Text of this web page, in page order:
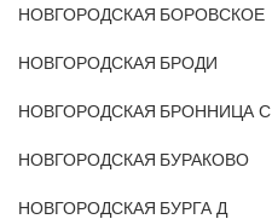
НОВГОРОДСКАЯ БОРОВСКОЕ
НОВГОРОДСКАЯ БРОДИ
НОВГОРОДСКАЯ БРОННИЦА С
НОВГОРОДСКАЯ БУРАКОВО
НОВГОРОДСКАЯ БУРГА Д